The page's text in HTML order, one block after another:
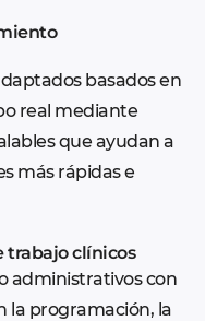
basados en
real mediante
que ayudan a
más rápidas e
trabajo clínicos
administrativos con
la programación, la